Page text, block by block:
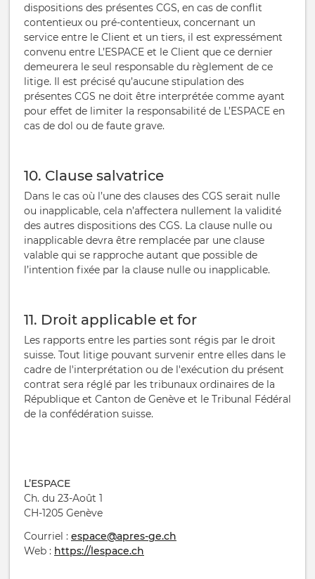
dispositions des présentes CGS, en cas de conflit
contentieux ou pré-contentieux, concernant un
service entre le Client et un tiers, il est expressément
convenu entre L’ESPACE et le Client que ce dernier
demeurera le seul responsable du règlement de ce
litige. Il est précisé qu’aucune stipulation des
présentes CGS ne doit être interprétée comme ayant
pour effet de limiter la responsabilité de L’ESPACE en
cas de dol ou de faute grave.
10. Clause salvatrice
Dans le cas où l’une des clauses des CGS serait nulle
ou inapplicable, cela n’affectera nullement la validité
des autres dispositions des CGS. La clause nulle ou
inapplicable devra être remplacée par une clause
valable qui se rapproche autant que possible de
l’intention fixée par la clause nulle ou inapplicable.
11. Droit applicable et for
Les rapports entre les parties sont régis par le droit
suisse. Tout litige pouvant survenir entre elles dans le
cadre de l'interprétation ou de l'exécution du présent
contrat sera réglé par les tribunaux ordinaires de la
République et Canton de Genève et le Tribunal Fédéral
de la confédération suisse.
L’ESPACE
Ch. du 23-Août 1
CH-1205 Genève
Courriel : espace@apres-ge.ch
Web : https://lespace.ch